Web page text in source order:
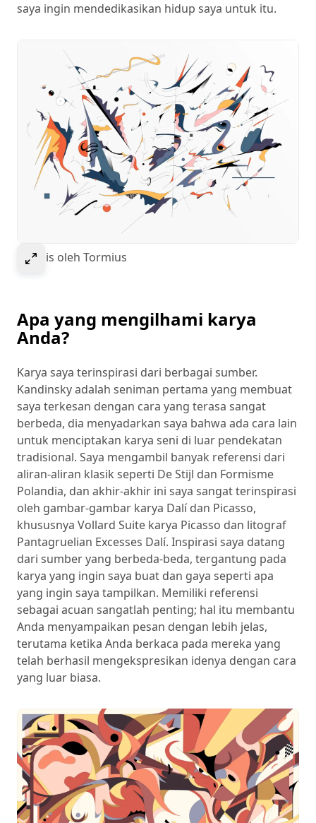
saya ingin mendedikasikan hidup saya untuk itu.
Select to expand image
Kermis oleh Tormius
Apa yang mengilhami karya
Anda?
Karya saya terinspirasi dari berbagai sumber.
Kandinsky adalah seniman pertama yang membuat
saya terkesan dengan cara yang terasa sangat
berbeda, dia menyadarkan saya bahwa ada cara lain
untuk menciptakan karya seni di luar pendekatan
tradisional. Saya mengambil banyak referensi dari
aliran-aliran klasik seperti De Stijl dan Formisme
Polandia, dan akhir-akhir ini saya sangat terinspirasi
oleh gambar-gambar karya Dalí dan Picasso,
khususnya Vollard Suite karya Picasso dan litograf
Pantagruelian Excesses Dalí. Inspirasi saya datang
dari sumber yang berbeda-beda, tergantung pada
karya yang ingin saya buat dan gaya seperti apa
yang ingin saya tampilkan. Memiliki referensi
sebagai acuan sangatlah penting; hal itu membantu
Anda menyampaikan pesan dengan lebih jelas,
terutama ketika Anda berkaca pada mereka yang
telah berhasil mengekspresikan idenya dengan cara
yang luar biasa.